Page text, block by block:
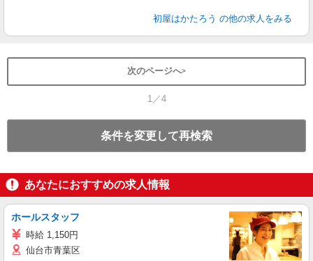
初屋はかたろう の他の求人をみる
次のページへ
1／4
条件を変更して再検索
あなたにおすすめの求人情報
ホールスタッフ
時給 1,150円
仙台市青葉区